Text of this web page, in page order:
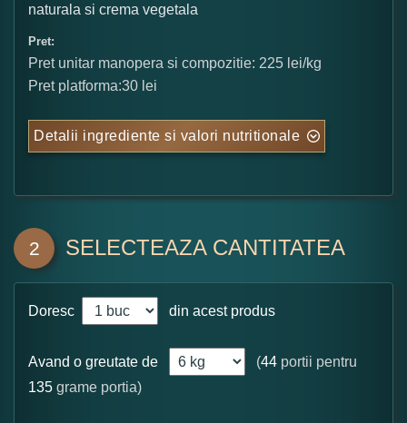
naturala si crema vegetala
Pret:
Pret unitar manopera si compozitie: 225 lei/kg
Pret platforma:30 lei
Detalii ingrediente si valori nutritionale
2 SELECTEAZA CANTITATEA
Doresc din acest produs
Avand o greutate de (44 portii pentru
135 grame portia)